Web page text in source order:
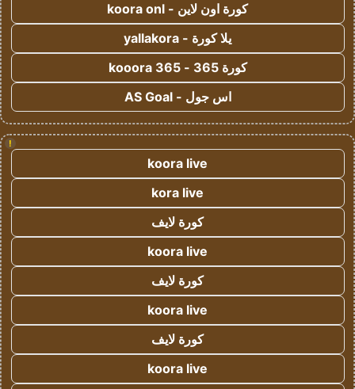
كورة اون لاين - koora onl
يلا كورة - yallakora
كورة 365 - kooora 365
اس جول - AS Goal
!
koora live
kora live
كورة لايف
koora live
كورة لايف
koora live
كورة لايف
koora live